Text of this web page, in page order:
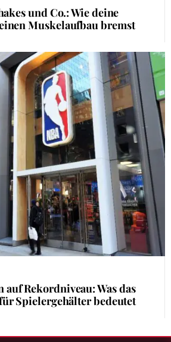
und Co.: Wie deine
Muskelaufbau bremst
Rekordniveau: Was das
Spielergehälter bedeutet